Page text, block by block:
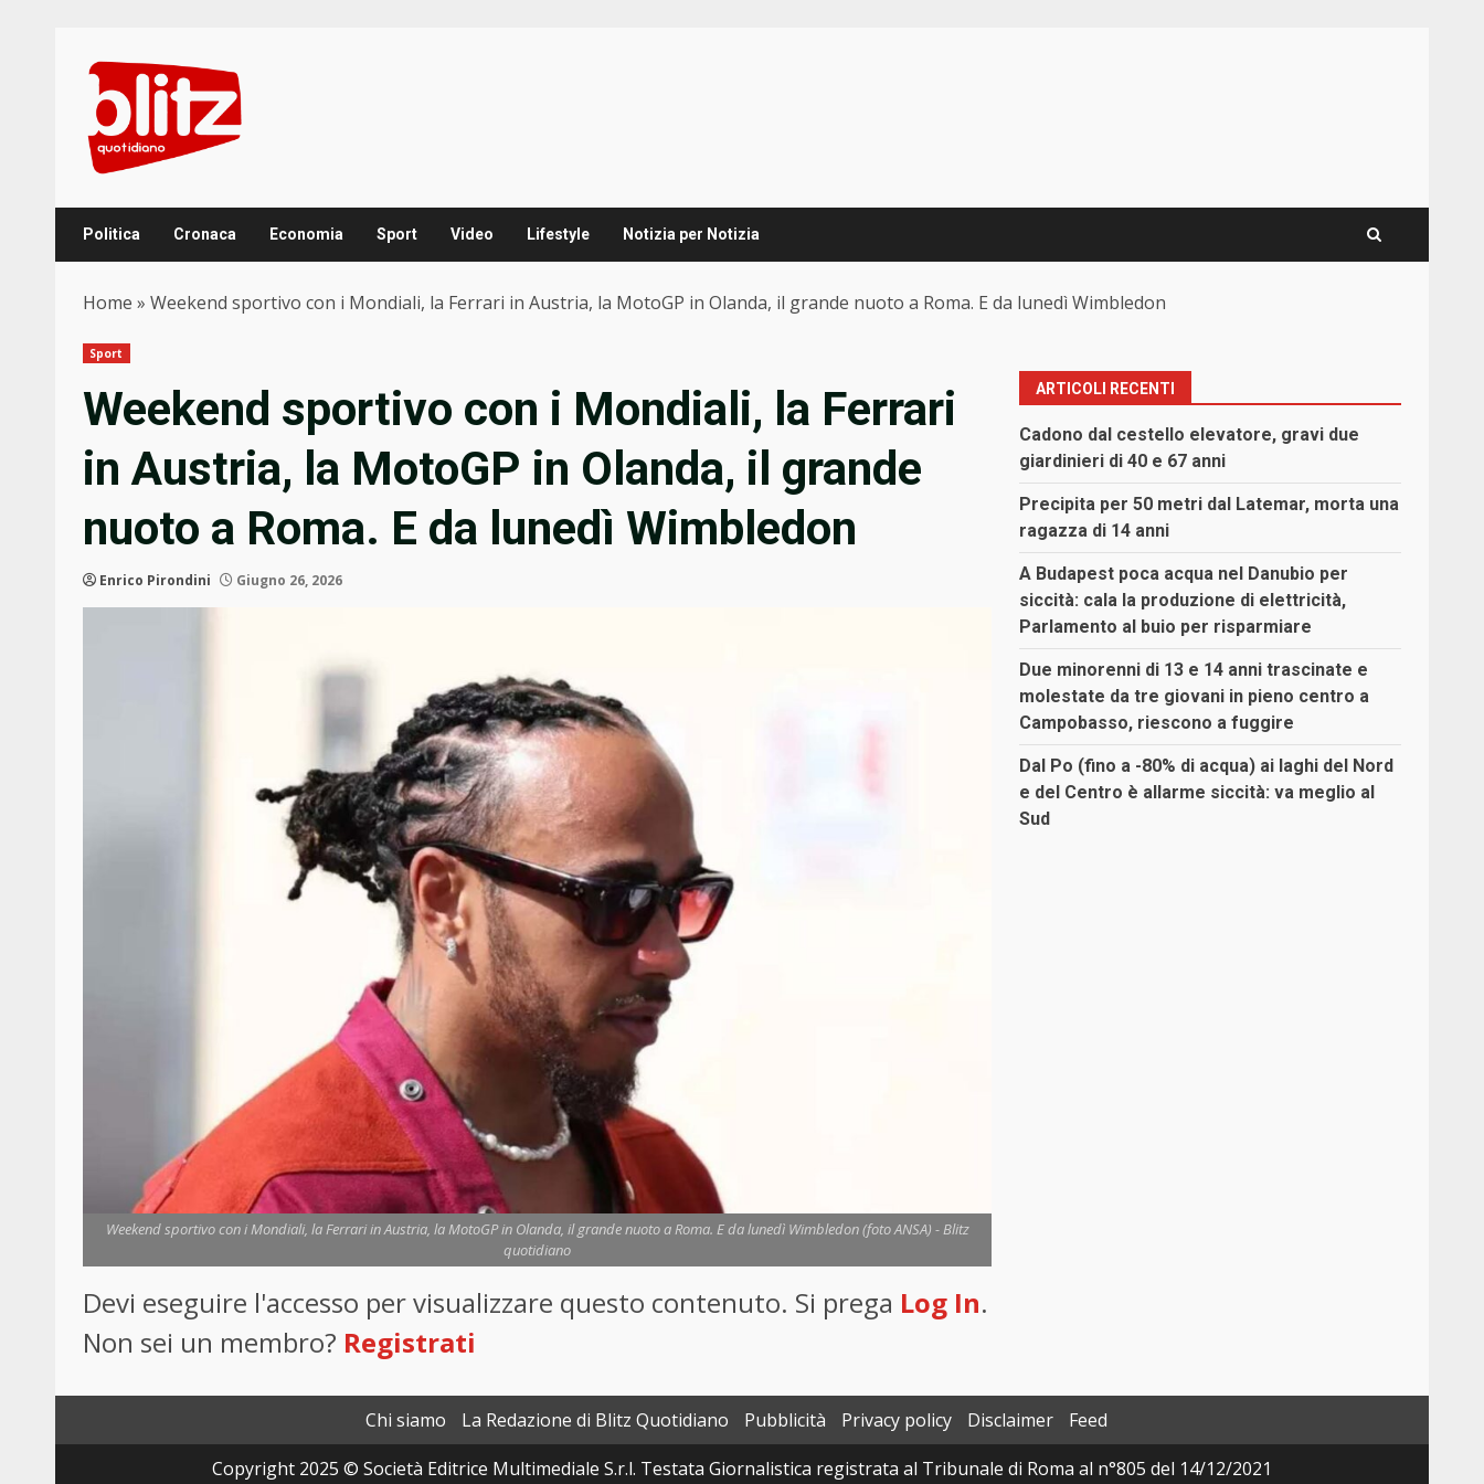
content
Politica Cronaca Economia Sport Video Lifestyle Notizia per Notizia
Home » Weekend sportivo con i Mondiali, la Ferrari in Austria, la MotoGP in Olanda, il grande nuoto a Roma. E da lunedì Wimbledon
Sport
Weekend sportivo con i Mondiali, la Ferrari
in Austria, la MotoGP in Olanda, il grande
nuoto a Roma. E da lunedì Wimbledon
Enrico Pirondini Giugno 26, 2026
Weekend sportivo con i Mondiali, la Ferrari in Austria, la MotoGP in Olanda, il grande nuoto a Roma. E da lunedì Wimbledon (foto ANSA) - Blitz
quotidiano
Devi eseguire l'accesso per visualizzare questo contenuto. Si prega Log In.
Non sei un membro? Registrati
ARTICOLI RECENTI
Cadono dal cestello elevatore, gravi due
giardinieri di 40 e 67 anni
Precipita per 50 metri dal Latemar, morta una
ragazza di 14 anni
A Budapest poca acqua nel Danubio per
siccità: cala la produzione di elettricità,
Parlamento al buio per risparmiare
Due minorenni di 13 e 14 anni trascinate e
molestate da tre giovani in pieno centro a
Campobasso, riescono a fuggire
Dal Po (fino a -80% di acqua) ai laghi del Nord
e del Centro è allarme siccità: va meglio al
Sud
Chi siamo La Redazione di Blitz Quotidiano Pubblicità Privacy policy Disclaimer
Feed
Copyright 2025 © Società Editrice Multimediale S.r.l. Testata Giornalistica registrata al Tribunale di Roma al n°805 del 14/12/2021